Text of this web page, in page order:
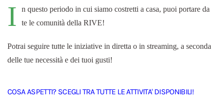
I
n questo periodo in cui siamo costretti a casa, puoi portare da
te le comunità della RIVE!
Potrai seguire tutte le iniziative in diretta o in streaming, a seconda
delle tue necessità e dei tuoi gusti!
COSA ASPETTI? SCEGLI TRA TUTTE LE ATTIVITA' DISPONIBILI!